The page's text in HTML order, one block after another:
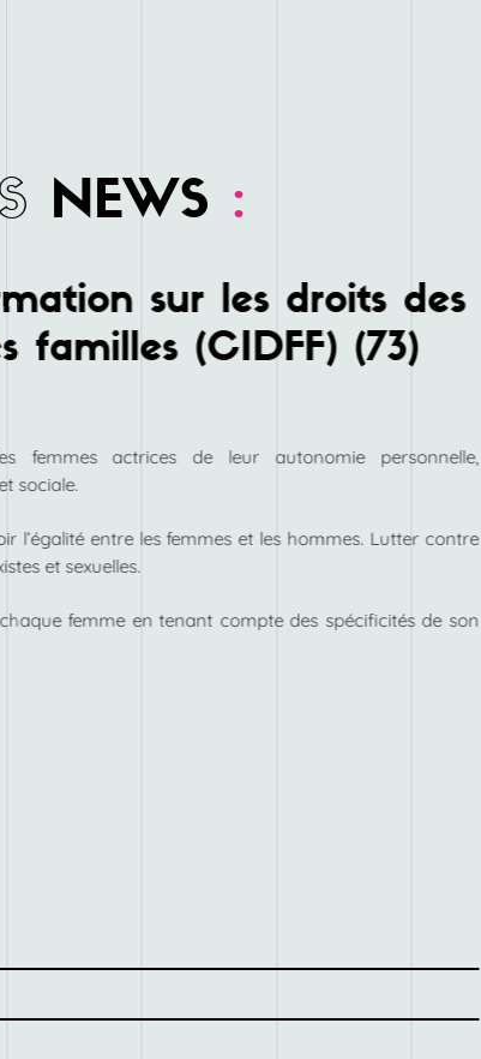
NEWS :
sur les droits des
familles (CIDFF) (73)
femmes actrices de leur autonomie personnelle,
sociale.
l’égalité entre les femmes et les hommes. Lutter contre
et sexuelles.
femme en tenant compte des spécificités de son